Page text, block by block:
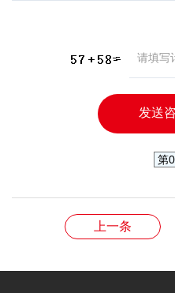
上一条